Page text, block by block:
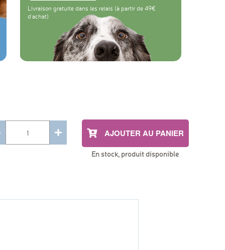
Livraison gratuite dans les relais (à partir de 49
d'achat)
AJOUTER AU PANIER
En stock, produit disponible